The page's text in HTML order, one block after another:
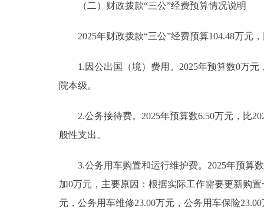
（二）财政拨款“三公”经费预算情况说明
2025年财政拨款“三公”经费预算104.48万元，
1.因公出国（境）费用。2025年预算数0万元
院本级。
2.公务接待费。2025年预算数6.50万元，比
般性支出。
3.公务用车购置和运行维护费。2025年预算数
加0万元，主要原因：根据实际工作需要更新购
元，公务用车维修23.00万元，公务用车保险